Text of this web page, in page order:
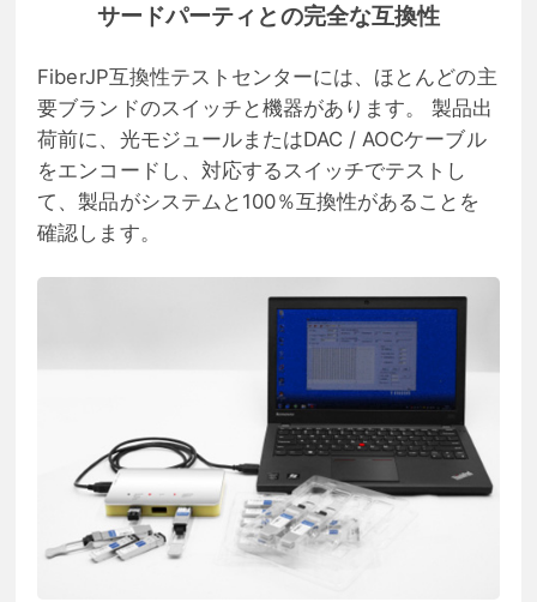
サードパーティとの完全な互換性
FiberJP互換性テストセンターには、ほとんどの主
要ブランドのスイッチと機器があります。 製品出
荷前に、光モジュールまたはDAC / AOCケーブル
をエンコードし、対応するスイッチでテストし
て、製品がシステムと100％互換性があることを
確認します。